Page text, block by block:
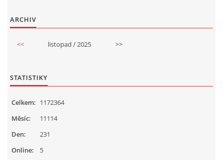
ARCHIV
<< listopad / 2025 >>
STATISTIKY
Online: 5
Celkem: 1172364
Měsíc:
11114
Den:
231